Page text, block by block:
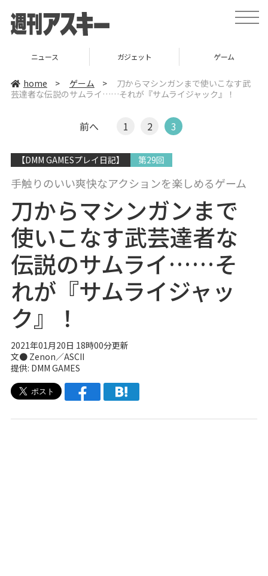
t
o
a
v
ニュース ガジェット ゲーム
home > ゲーム >
刀からマシンガンまで使いこなす武
芸達者な伝説のサムライ……それが『サムライジャック』！
前へ 1 2 3
【DMM GAMESプレイ日記】 第29回
手触りのいい爽快なアクションを楽しめるゲーム
刀からマシンガンまで
使いこなす武芸達者な
伝説のサムライ……そ
れが『サムライジャッ
ク』！
2021年01月20日 18時00分更新
文● Zenon／ASCII
提供: DMM GAMES